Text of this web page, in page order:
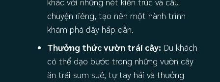
chuyện riêng, tạo nên một hành trình
khám phá đầy hấp dẫn.
Thưởng thức vườn trái cây: Du khách
có thể dạo bước trong những vườn cây
ăn trái sum suê, tự tay hái và thưởng